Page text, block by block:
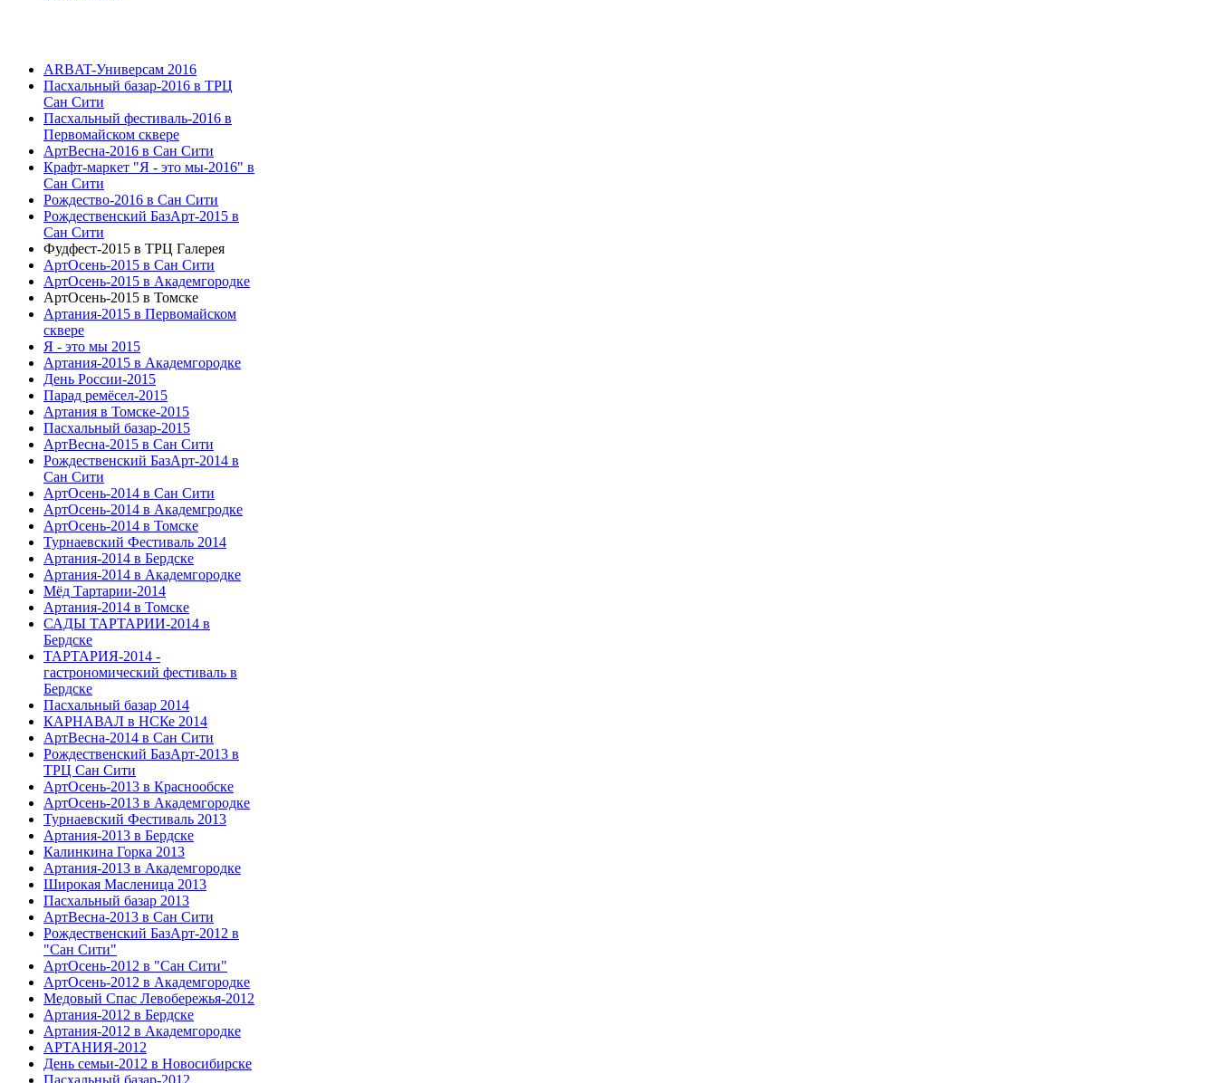
ARBAT-Универсам 2016
Пасхальный базар-2016 в ТРЦ
Сан Сити
Пасхальный фестиваль-2016 в
Первомайском сквере
АртВесна-2016 в Сан Сити
Крафт-маркет "Я - это мы-2016" в
Сан Сити
Рождество-2016 в Сан Сити
Рождественский БазАрт-2015 в
Сан Сити
Фудфест-2015 в ТРЦ Галерея
АртОсень-2015 в Сан Сити
АртОсень-2015 в Академгородке
АртОсень-2015 в Томске
Артания-2015 в Первомайском
сквере
Я - это мы 2015
Артания-2015 в Академгородке
День России-2015
Парад ремёсел-2015
Артания в Томске-2015
Пасхальный базар-2015
АртВесна-2015 в Сан Сити
Рождественский БазАрт-2014 в
Сан Сити
АртОсень-2014 в Сан Сити
АртОсень-2014 в Академгродке
АртОсень-2014 в Томске
Турнаевский Фестиваль 2014
Артания-2014 в Бердске
Артания-2014 в Академгородке
Мёд Тартарии-2014
Артания-2014 в Томске
САДЫ ТАРТАРИИ-2014 в
Бердске
ТАРТАРИЯ-2014 -
гастрономический фестиваль в
Бердске
Пасхальный базар 2014
КАРНАВАЛ в НСКе 2014
АртВесна-2014 в Сан Сити
Рождественский БазАрт-2013 в
ТРЦ Сан Сити
АртОсень-2013 в Краснообске
АртОсень-2013 в Академгородке
Турнаевский Фестиваль 2013
Артания-2013 в Бердске
Калинкина Горка 2013
Артания-2013 в Академгородке
Широкая Масленица 2013
Пасхальный базар 2013
АртВесна-2013 в Сан Сити
Рождественский БазАрт-2012 в
"Сан Сити"
АртОсень-2012 в "Сан Сити"
АртОсень-2012 в Академгородке
Медовый Спас Левобережья-2012
Артания-2012 в Бердске
Артания-2012 в Академгородке
АРТАНИЯ-2012
День семьи-2012 в Новосибирске
Пасхальный базар-2012